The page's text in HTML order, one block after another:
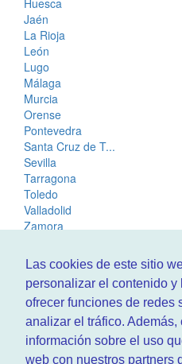
Las cookies de este sitio
personalizar el contenido y
ofrecer funciones de redes
analizar el tráfico. Además,
información sobre el uso
web con nuestros partners
Huesca
Jaén
La Rioja
León
Lugo
Málaga
Murcia
Orense
Pontevedra
Santa Cruz de T...
Sevilla
Tarragona
Toledo
Valladolid
Zamora
¿Que hacemos?
Enwww.RenovarCarnet.com
renovación del permisode